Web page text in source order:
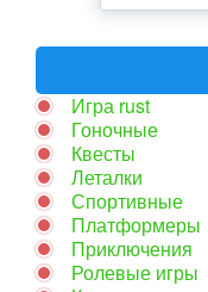
Игра rust
Гоночные
Квесты
Леталки
Спортивные
Платформеры
Приключения
Ролевые игры